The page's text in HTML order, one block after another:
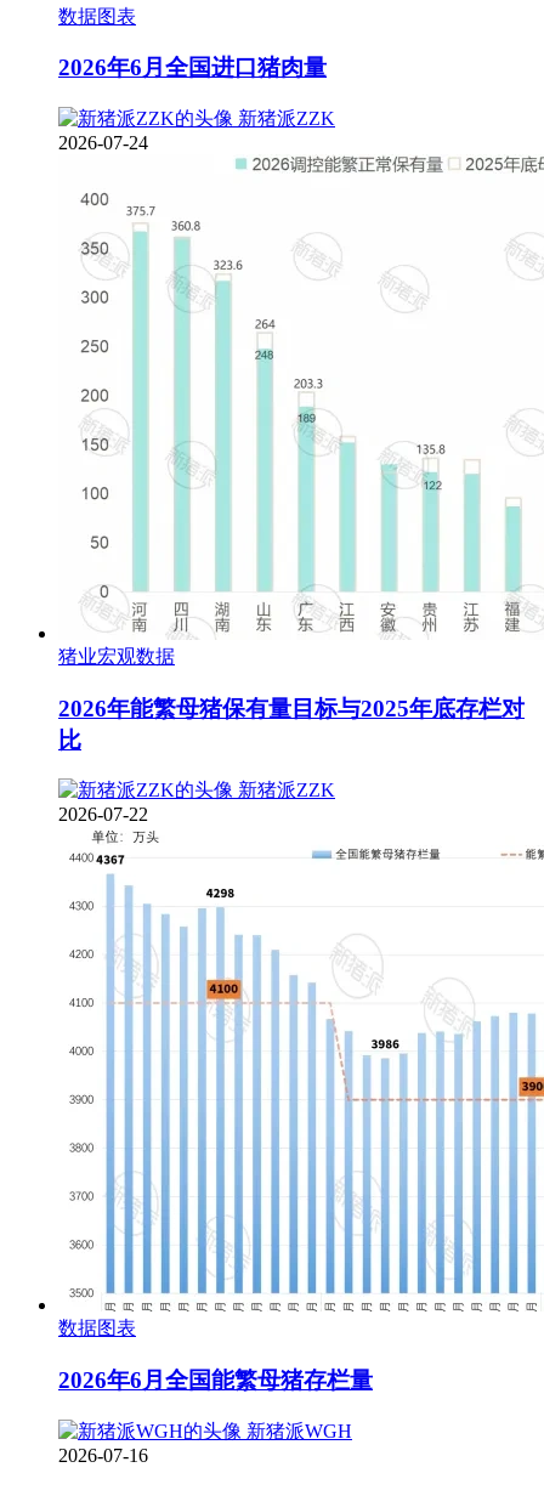
数据图表
2026年6月全国进口猪肉量
新猪派ZZK
2026-07-24
猪业宏观数据
2026年能繁母猪保有量目标与2025年底存栏对
比
新猪派ZZK
2026-07-22
数据图表
2026年6月全国能繁母猪存栏量
新猪派WGH
2026-07-16